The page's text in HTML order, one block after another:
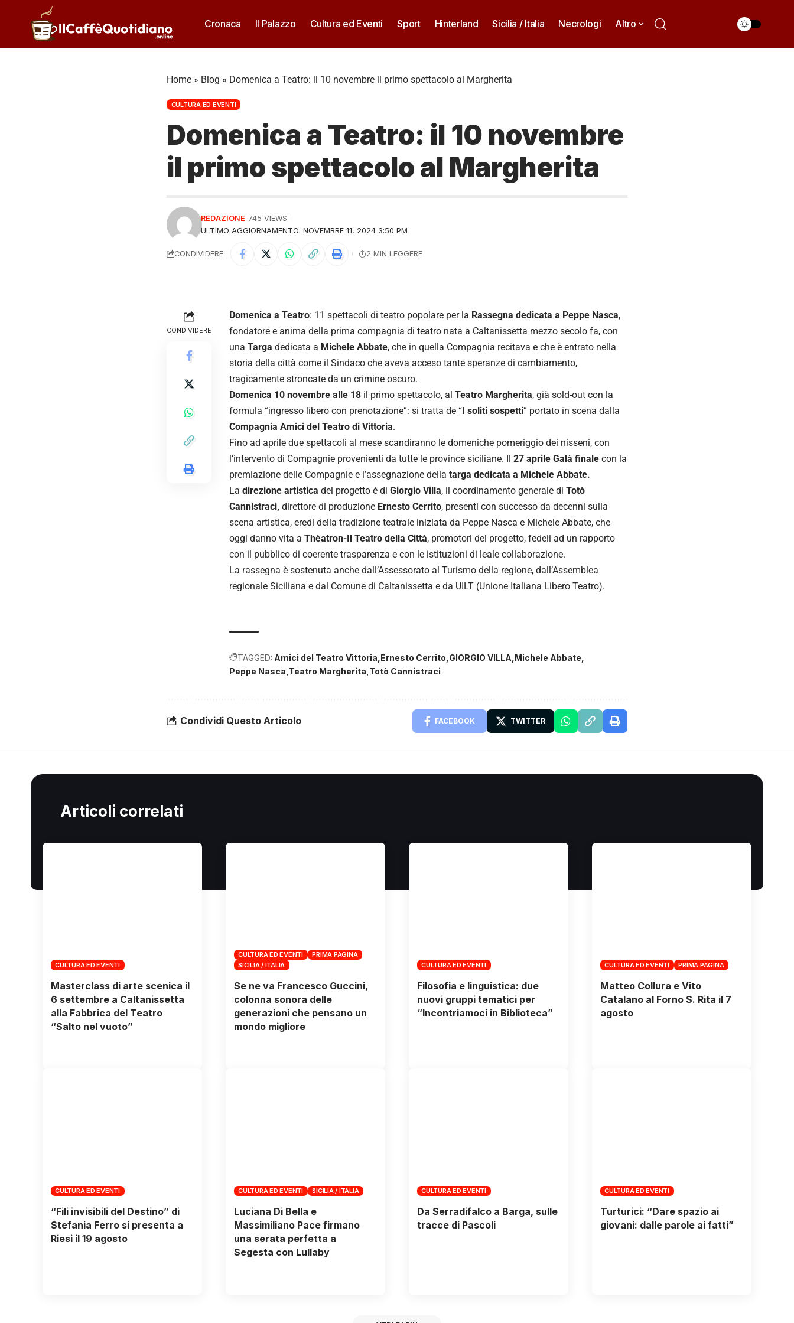
Cronaca Il Palazzo Cultura ed Eventi Sport Hinterland Sicilia / Italia Necrologi Altro
Home » Blog » Domenica a Teatro: il 10 novembre il primo spettacolo al Margherita
CULTURA ED EVENTI
Domenica a Teatro: il 10 novembre
il primo spettacolo al Margherita
ULTIMO AGGIORNAMENTO: NOVEMBRE 11, 2024 3:50 PM
REDAZIONE 745 VIEWS
CONDIVIDERE 2 MIN LEGGERE
CONDIVIDERE
Domenica a Teatro: 11 spettacoli di teatro popolare per la Rassegna dedicata a Peppe Nasca,
fondatore e anima della prima compagnia di teatro nata a Caltanissetta mezzo secolo fa, con
una Targa dedicata a Michele Abbate, che in quella Compagnia recitava e che è entrato nella
storia della città come il Sindaco che aveva acceso tante speranze di cambiamento,
tragicamente stroncate da un crimine oscuro.
Domenica 10 novembre alle 18 il primo spettacolo, al Teatro Margherita, già sold-out con la
formula “ingresso libero con prenotazione”: si tratta de “I soliti sospetti” portato in scena dalla
Compagnia Amici del Teatro di Vittoria.
Fino ad aprile due spettacoli al mese scandiranno le domeniche pomeriggio dei nisseni, con
l’intervento di Compagnie provenienti da tutte le province siciliane. Il 27 aprile Galà finale con la
premiazione delle Compagnie e l’assegnazione della targa dedicata a Michele Abbate.
La direzione artistica del progetto è di Giorgio Villa, il coordinamento generale di Totò
Cannistraci, direttore di produzione Ernesto Cerrito, presenti con successo da decenni sulla
scena artistica, eredi della tradizione teatrale iniziata da Peppe Nasca e Michele Abbate, che
oggi danno vita a Thèatron-Il Teatro della Città, promotori del progetto, fedeli ad un rapporto
con il pubblico di coerente trasparenza e con le istituzioni di leale collaborazione.
La rassegna è sostenuta anche dall’Assessorato al Turismo della regione, dall’Assemblea
regionale Siciliana e dal Comune di Caltanissetta e da UILT (Unione Italiana Libero Teatro).
TAGGED: Amici del Teatro Vittoria Ernesto Cerrito GIORGIO VILLA Michele Abbate
Peppe Nasca Teatro Margherita Totò Cannistraci
Condividi Questo Articolo FACEBOOK TWITTER
Articoli correlati
CULTURA ED EVENTI
Masterclass di arte scenica il
6 settembre a Caltanissetta
alla Fabbrica del Teatro
“Salto nel vuoto”
CULTURA ED EVENTI
PRIMA PAGINA
SICILIA / ITALIA
Se ne va Francesco Guccini,
colonna sonora delle
generazioni che pensano un
mondo migliore
CULTURA ED EVENTI
Filosofia e linguistica: due
nuovi gruppi tematici per
“Incontriamoci in Biblioteca”
CULTURA ED EVENTI PRIMA PAGINA
Matteo Collura e Vito
Catalano al Forno S. Rita il 7
agosto
CULTURA ED EVENTI
“Fili invisibili del Destino” di
Stefania Ferro si presenta a
Riesi il 19 agosto
CULTURA ED EVENTI SICILIA / ITALIA
Luciana Di Bella e
Massimiliano Pace firmano
una serata perfetta a
Segesta con Lullaby
CULTURA ED EVENTI
Da Serradifalco a Barga, sulle
tracce di Pascoli
CULTURA ED EVENTI
Turturici: “Dare spazio ai
giovani: dalle parole ai fatti”